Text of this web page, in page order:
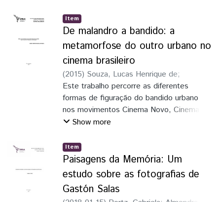
Visto que são filmes que mobilizam
histórias e relatos de sujeitos urbanos
periféricos, procuraremos entender de que
maneira se abordam,
cinematograficamente, os temas latentes
desse espaço. E também observar, como
o estilo de realização utilizado pelos
cineastas, edificam suas posições políticas
e éticas diante do ato de querer filmar
outro.
Item
De malandro a bandido: a
metamorfose do outro urbano no
cinema brasileiro
(2015) Souza, Lucas Henrique de;
Almendra Filho, Dinaldo Sepúlveda
Este trabalho percorre as diferentes
formas de figuração do bandido urbano
nos movimentos Cinema Novo, Cinema
Marginal e no Cinema da Retomada
de Janeiro. Todavia, se concentra
na metamorfose da figuração do malandro
dos morros cariocas para o bandido
urbano militarizado. Esta transformação
acontece na década de 1970,
Show more
Item
Paisagens da Memória: Um
estudo sobre as fotografias de
Gastón Salas